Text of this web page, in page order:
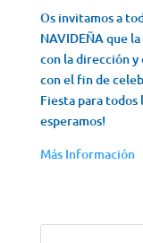
Os invitamos a
NAVIDEÑA que
con la dirección
con el fin de
Fiesta para todos
esperamos!
Más Información